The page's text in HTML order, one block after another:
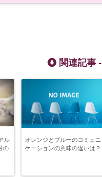
関連記事 -
ル
の
オレンジとブルーのコミュニ
ケーションの意味の違いは？